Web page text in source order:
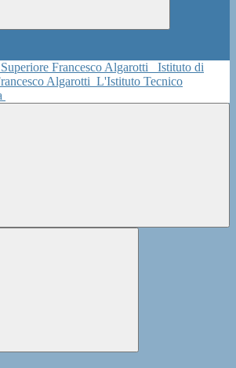
Istituto di
Algarotti L'Istituto Tecnico